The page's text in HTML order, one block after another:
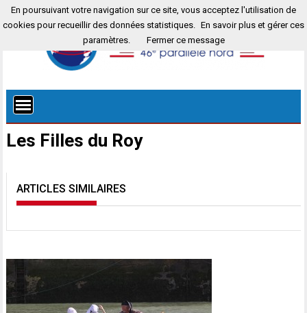
Les Filles du Roy
ARTICLES SIMILAIRES
En poursuivant votre navigation sur ce site, vous acceptez l'utilisation de
cookies pour recueillir des données statistiques. En savoir plus et gérer ces
paramètres.
Fermer ce message